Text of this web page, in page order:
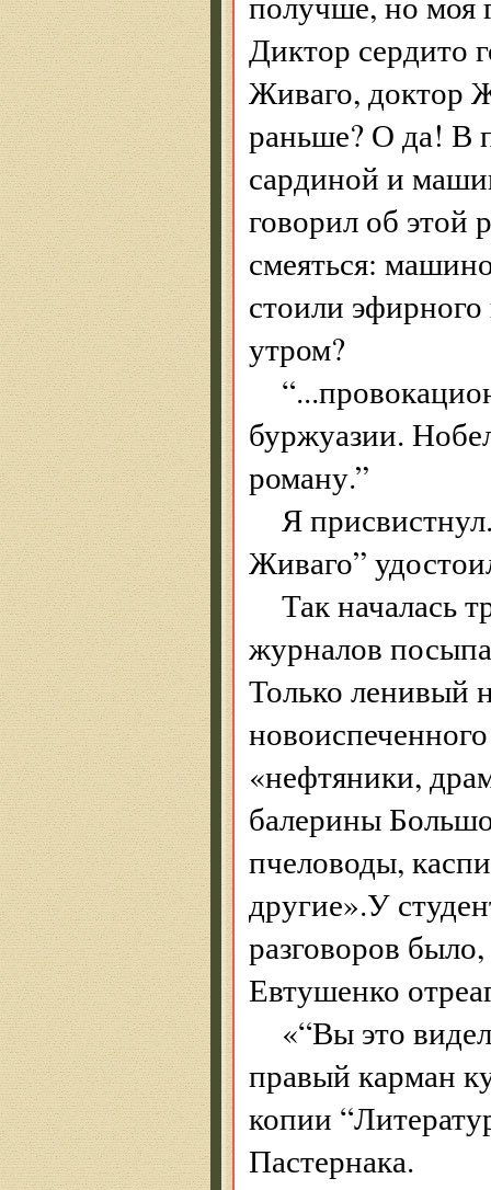
Диктор сердито
Живаго, доктор
раньше? О да! В
сардиной и
говорил об этой
смеяться:
стоили
утром?
буржуазии.
роману.”
Я
Живаго”
Так началась
журналов
Только ленивый
«нефтяники,
балерины
пчеловоды,
другие».У
разговоров
Евтушенко
«“Вы это
правый карман
копии
Пастернака.